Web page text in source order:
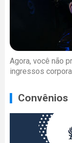
Agora, você não
ingressos
Convênios